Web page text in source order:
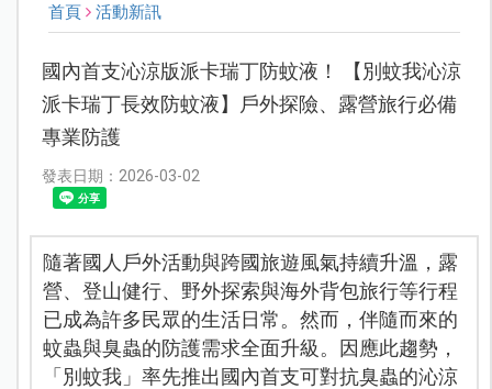
首頁 活動新訊
國內首支沁涼版派卡瑞丁防蚊液！ 【別蚊我沁涼
派卡瑞丁長效防蚊液】戶外探險、露營旅行必備
專業防護
發表日期：2026-03-02
隨著國人戶外活動與跨國旅遊風氣持續升溫，露
營、登山健行、野外探索與海外背包旅行等行程
已成為許多民眾的生活日常。然而，伴隨而來的
蚊蟲與臭蟲的防護需求全面升級。因應此趨勢，
「別蚊我」率先推出國內首支可對抗臭蟲的沁涼